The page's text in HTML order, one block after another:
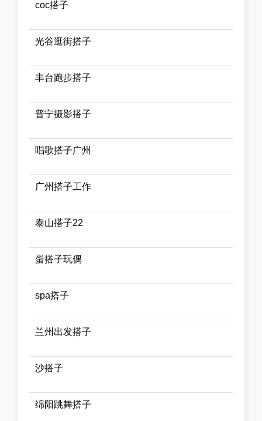
coc搭子
光谷逛街搭子
丰台跑步搭子
普宁摄影搭子
唱歌搭子广州
广州搭子工作
泰山搭子22
蛋搭子玩偶
spa搭子
兰州出发搭子
沙搭子
绵阳跳舞搭子